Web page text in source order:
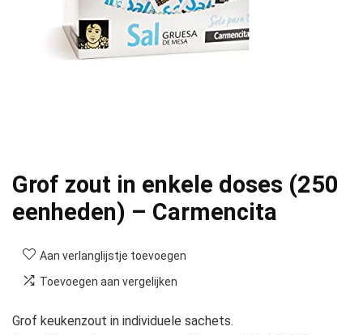
Grof zout in enkele doses (250
eenheden) – Carmencita
Aan verlanglijstje toevoegen
Toevoegen aan vergelijken
Grof keukenzout in individuele sachets.